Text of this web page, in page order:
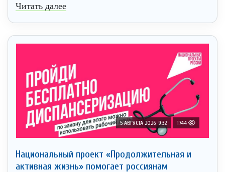
Читать далее
5 АВГУСТА 2026, 9:32 1744
Национальный проект «Продолжительная и
активная жизнь» помогает россиянам